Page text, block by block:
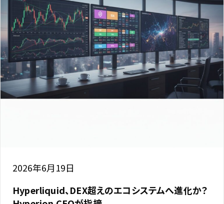
2026年6月19日
Hyperliquid、DEX超えのエコシステムへ進化か？